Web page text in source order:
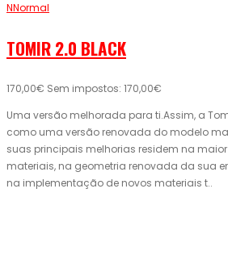
NNormal
TOMIR 2.0 BLACK
170,00€ Sem impostos: 170,00€
Uma versão melhorada para ti.Assim, a
como uma versão renovada do modelo
suas principais melhorias residem na
materiais, na geometria renovada da sua
na implementação de novos materiais t..